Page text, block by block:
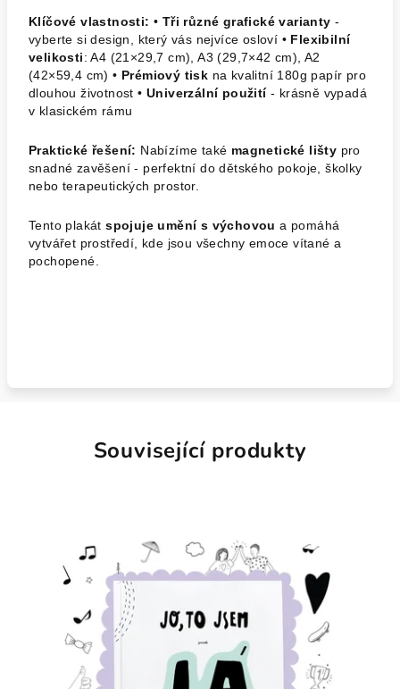
Klíčové vlastnosti: • Tři různé grafické varianty -
vyberte si design, který vás nejvíce osloví • Flexibilní
velikosti: A4 (21×29,7 cm), A3 (29,7×42 cm), A2
(42×59,4 cm) • Prémiový tisk na kvalitní 180g papír pro
dlouhou životnost •Univerzální použití- krásně vypadá
v klasickém rámu
Praktické řešení: Nabízíme také magnetické lišty pro
snadné zavěšení - perfektní do dětského pokoje, školky
nebo terapeutických prostor.
Tento plakátspojuje umění s výchovou a pomáhá
vytvářet prostředí, kde jsou všechny emoce vítané a
pochopené.
Související produkty